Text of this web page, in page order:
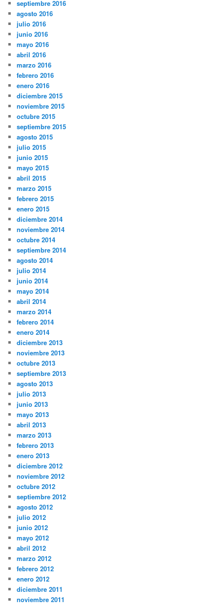
septiembre 2016
agosto 2016
julio 2016
junio 2016
mayo 2016
abril 2016
marzo 2016
febrero 2016
enero 2016
diciembre 2015
noviembre 2015
octubre 2015
septiembre 2015
agosto 2015
julio 2015
junio 2015
mayo 2015
abril 2015
marzo 2015
febrero 2015
enero 2015
diciembre 2014
noviembre 2014
octubre 2014
septiembre 2014
agosto 2014
julio 2014
junio 2014
mayo 2014
abril 2014
marzo 2014
febrero 2014
enero 2014
diciembre 2013
noviembre 2013
octubre 2013
septiembre 2013
agosto 2013
julio 2013
junio 2013
mayo 2013
abril 2013
marzo 2013
febrero 2013
enero 2013
diciembre 2012
noviembre 2012
octubre 2012
septiembre 2012
agosto 2012
julio 2012
junio 2012
mayo 2012
abril 2012
marzo 2012
febrero 2012
enero 2012
diciembre 2011
noviembre 2011